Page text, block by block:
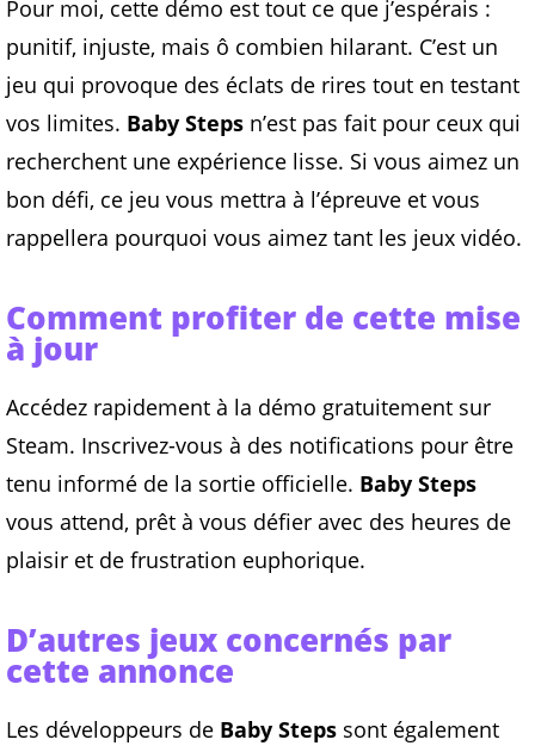
Pour moi, cette démo est tout ce que j’espérais :
punitif, injuste, mais ô combien hilarant. C’est un
jeu qui provoque des éclats de rires tout en testant
vos limites. Baby Steps n’est pas fait pour ceux qui
recherchent une expérience lisse. Si vous aimez un
bon défi, ce jeu vous mettra à l’épreuve et vous
rappellera pourquoi vous aimez tant les jeux vidéo.
Comment profiter de cette mise
à jour
Accédez rapidement à la démo gratuitement sur
Steam. Inscrivez-vous à des notifications pour être
tenu informé de la sortie officielle. Baby Steps
vous attend, prêt à vous défier avec des heures de
plaisir et de frustration euphorique.
D’autres jeux concernés par
cette annonce
Les développeurs de Baby Steps sont également